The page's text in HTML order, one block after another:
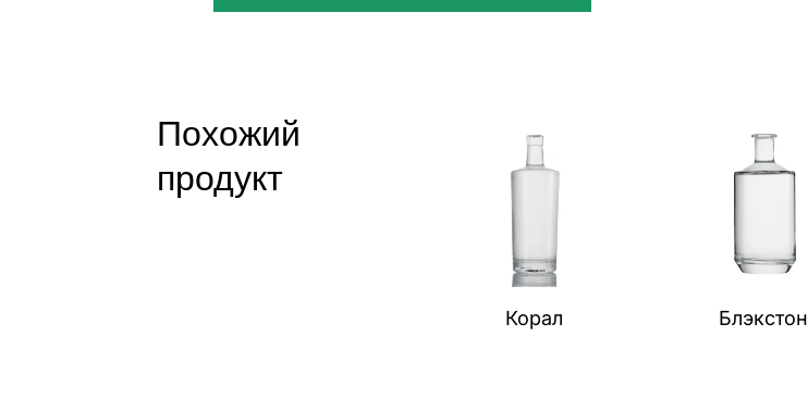
Похожий
продукт
Корал Блэкстон